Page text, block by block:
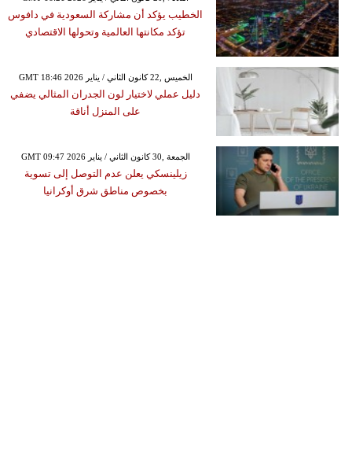
الخطيب يؤكد أن مشاركة السعودية في دافوس
تؤكد مكانتها العالمية وتحولها الاقتصادي
GMT 18:46 2026 الخميس ,22 كانون الثاني / يناير
دليل عملي لاختيار لون الجدران المثالي يضفي
على المنزل أناقة
GMT 09:47 2026 الجمعة ,30 كانون الثاني / يناير
زيلينسكي يعلن عدم التوصل إلى تسوية
بخصوص مناطق شرق أوكرانيا